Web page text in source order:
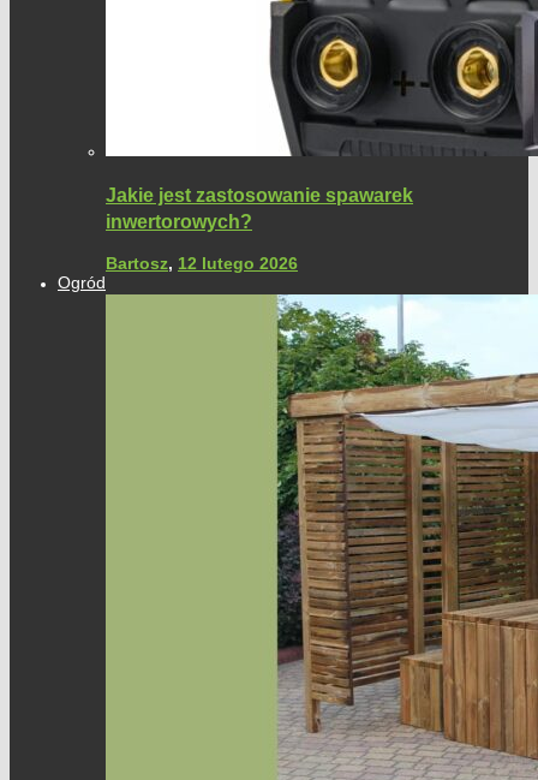
Jakie jest zastosowanie spawarek
inwertorowych?
Bartosz, 12 lutego 2026
Ogród